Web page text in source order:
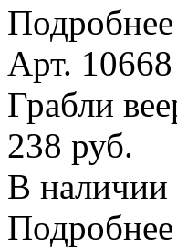
Подробнее
Арт. 10668
Грабли
238 руб.
В наличии
Подробнее